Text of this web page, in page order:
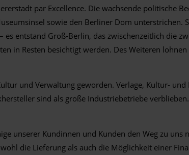
par Excellence. Die wachsende politische
sowie den Berliner Dom unterstrichen.
entstand Groß-Berlin, das zwischenzeitlich die
in Resten besichtigt werden. Des Weiteren
und Verwaltung geworden. Verlage, Kultur-
sind als große Industriebetriebe
unserer Kundinnen und Kunden den Weg zu uns
die Lieferung als auch die Möglichkeit einer